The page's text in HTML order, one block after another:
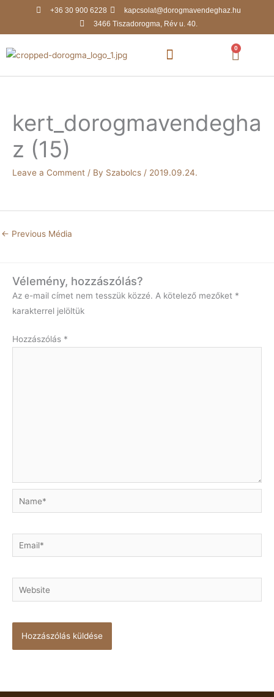
content
+36 30 900 6228
kapcsolat@dorogmavendeghaz.hu
3466 Tiszadorogma, Rév u. 40.
0
Kosár
kert_dorogmavendegha
z (15)
Leave a Comment / By Szabolcs / 2019.09.24.
← Previous Média
Vélemény, hozzászólás?
Az e-mail címet nem tesszük közzé. A kötelező mezőket *
karakterrel jelöltük
Hozzászólás *
Name*
Email*
Website